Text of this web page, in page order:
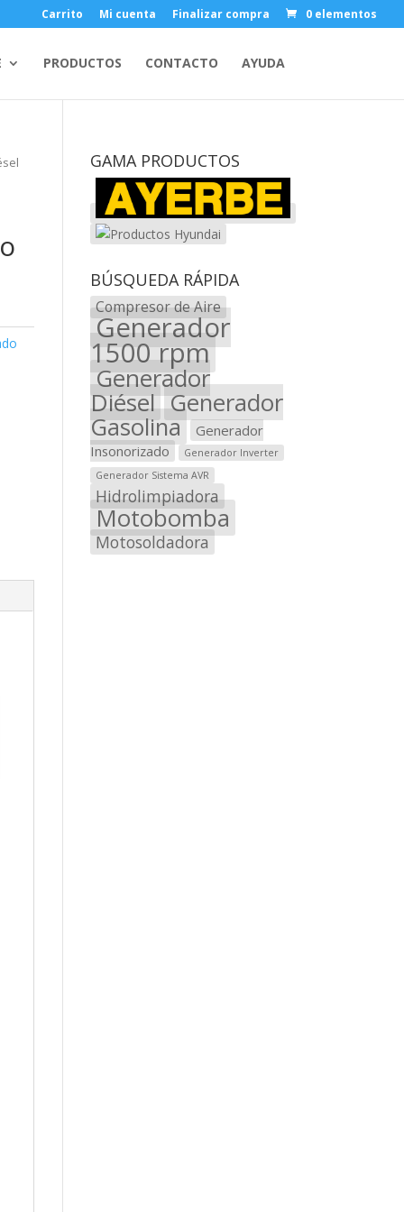
Carrito Mi cuenta Finalizar compra 0 elementos
PRODUCTOS CONTACTO AYUDA
GAMA PRODUCTOS
BÚSQUEDA RÁPIDA
Compresor de Aire
Generador
1500 rpm
Generador
Diésel Generador
Gasolina
Generador
Insonorizado
Generador Inverter
Generador Sistema AVR
Hidrolimpiadora
Motobomba
Motosoldadora